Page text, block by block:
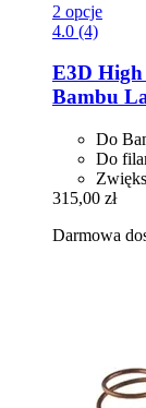
2 opcje
4.0 (4)
E3D
Bambu
Do
Do
315,00 zł
Darmowa